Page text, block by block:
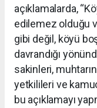
açıklamalarda,
edilemez olduğu
gibi değil, köyü
davrandığı
sakinleri,
yetkilileri ve
bu açıklamayı